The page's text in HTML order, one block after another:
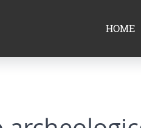
HOME